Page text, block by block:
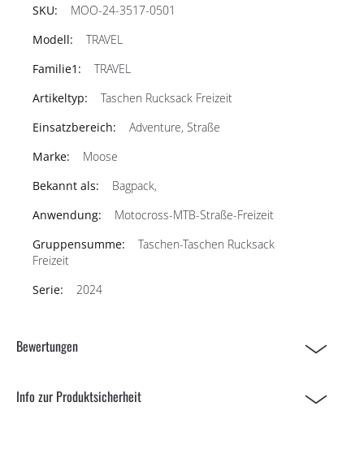
MOO-24-3517-0501
TRAVEL
TRAVEL
Taschen Rucksack Freizeit
Adventure, Straße
Moose
Bagpack,
Motocross-MTB-Straße-Freizeit
Taschen-Taschen Rucksack
Freizeit
2024
Bewertungen
Info zur Produktsicherheit